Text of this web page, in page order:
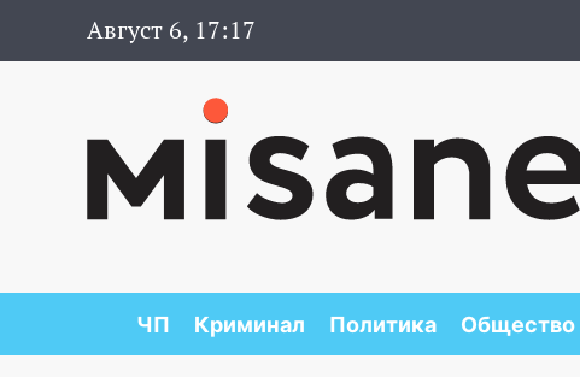
Август 6, 17:17
ЧП Криминал Политика Общество